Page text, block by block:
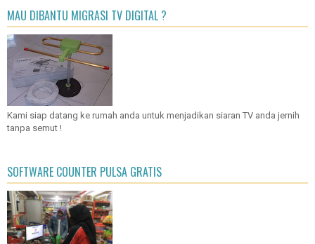
MAU DIBANTU MIGRASI TV DIGITAL ?
Kami siap datang ke rumah anda untuk menjadikan siaran TV anda jernih
tanpa semut !
SOFTWARE COUNTER PULSA GRATIS